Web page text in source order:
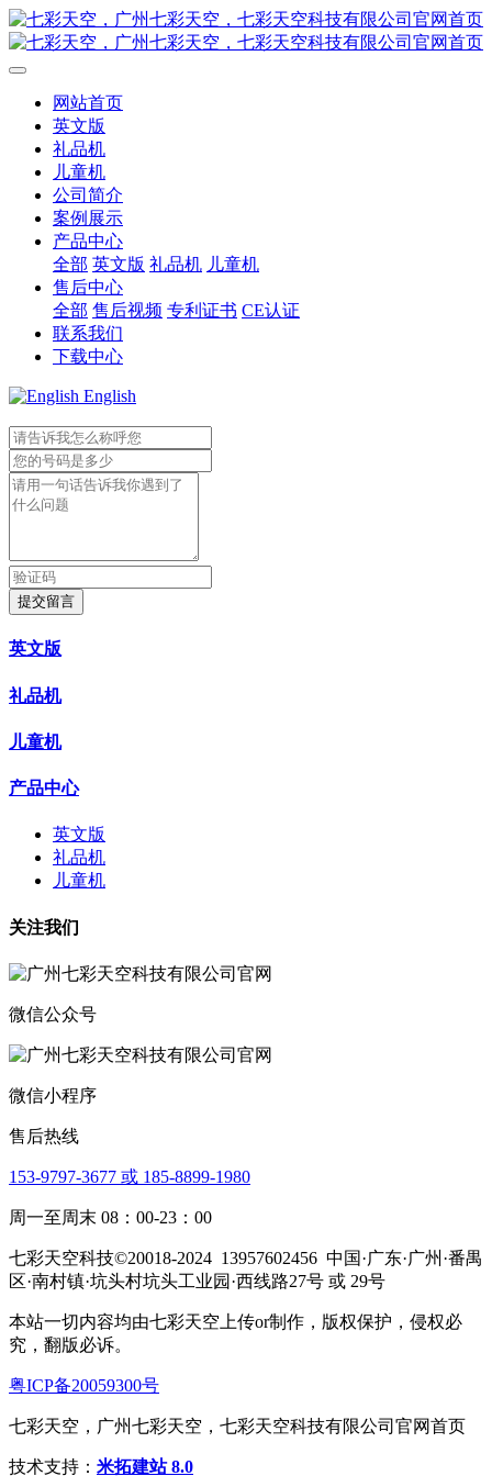
网站首页
英文版
礼品机
儿童机
公司简介
案例展示
产品中心
全部 英文版 礼品机 儿童机
售后中心
全部 售后视频 专利证书 CE认证
联系我们
下载中心
English
提交留言
英文版
礼品机
儿童机
产品中心
英文版
礼品机
儿童机
关注我们
微信公众号
微信小程序
售后热线
153-9797-3677 或 185-8899-1980
周一至周末 08：00-23：00
七彩天空科技©20018-2024 13957602456 中国·广东·广州·番禺
区·南村镇·坑头村坑头工业园·西线路27号 或 29号
本站一切内容均由七彩天空上传or制作，版权保护，侵权必
究，翻版必诉。
粤ICP备20059300号
七彩天空，广州七彩天空，七彩天空科技有限公司官网首页
技术支持： 米拓建站 8.0